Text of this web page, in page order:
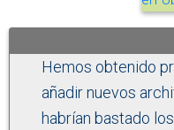
Hemos obtenido
añadir nuevos
habrían bastado